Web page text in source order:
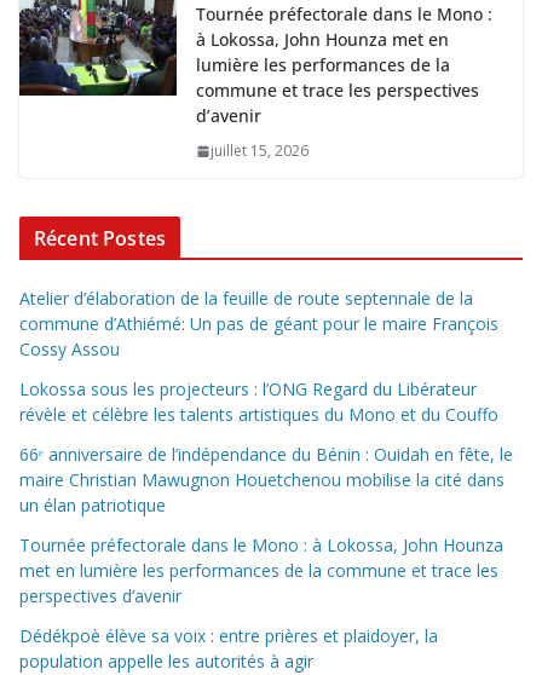
Tournée préfectorale dans le Mono :
à Lokossa, John Hounza met en
lumière les performances de la
commune et trace les perspectives
d’avenir
juillet 15, 2026
Récent Postes
Atelier d’élaboration de la feuille de route septennale de la
commune d’Athiémé: Un pas de géant pour le maire François
Cossy Assou
Lokossa sous les projecteurs : l’ONG Regard du Libérateur
révèle et célèbre les talents artistiques du Mono et du Couffo
66ᵉ anniversaire de l’indépendance du Bénin : Ouidah en fête, le
maire Christian Mawugnon Houetchenou mobilise la cité dans
un élan patriotique
Tournée préfectorale dans le Mono : à Lokossa, John Hounza
met en lumière les performances de la commune et trace les
perspectives d’avenir
Dédékpoè élève sa voix : entre prières et plaidoyer, la
population appelle les autorités à agir